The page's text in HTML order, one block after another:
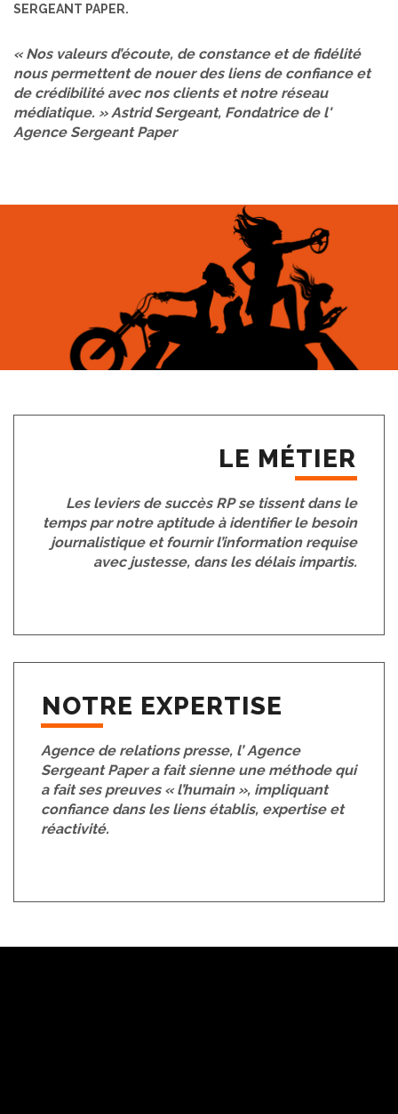
SERGEANT PAPER.
« Nos valeurs d’écoute, de constance et de fidélité
nous permettent de nouer des liens de confiance et
de crédibilité avec nos clients et notre réseau
médiatique. » Astrid Sergeant, Fondatrice de l'
Agence Sergeant Paper
LE MÉTIER
Les leviers de succès RP se tissent dans le
temps par notre aptitude à identifier le besoin
journalistique et fournir l’information requise
avec justesse, dans les délais impartis.
NOTRE EXPERTISE
Agence de relations presse, l’ Agence
Sergeant Paper a fait sienne une méthode qui
a fait ses preuves « l’humain », impliquant
confiance dans les liens établis, expertise et
réactivité.